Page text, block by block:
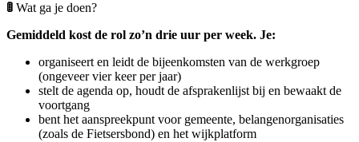
🚦 Wat ga je doen?
Gemiddeld kost de rol zo’n drie uur per week. Je:
organiseert en leidt de bijeenkomsten van de werkgroep
(ongeveer vier keer per jaar)
stelt de agenda op, houdt de afsprakenlijst bij en bewaakt de
voortgang
bent het aanspreekpunt voor gemeente, belangenorganisaties
(zoals de Fietsersbond) en het wijkplatform